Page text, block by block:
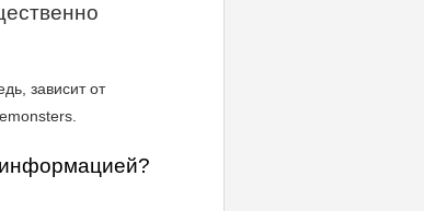
зависит от
информацией?